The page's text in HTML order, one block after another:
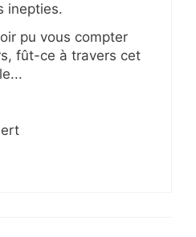
inepties.
pu vous compter
fût-ce à travers cet